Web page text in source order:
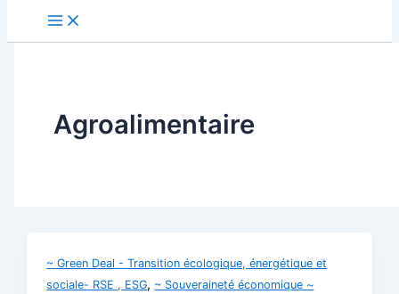
Agroalimentaire
~ Green Deal - Transition écologique, énergétique et
sociale- RSE , ESG, ~ Souveraineté économique ~